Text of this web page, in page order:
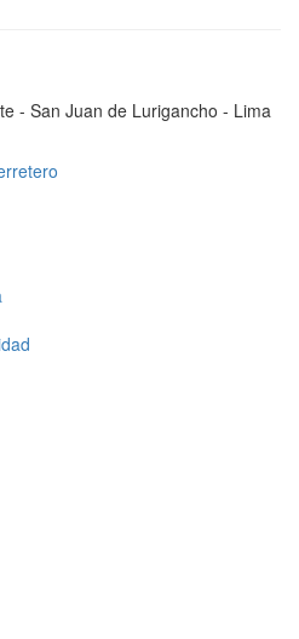
- San Juan de Lurigancho - Lima